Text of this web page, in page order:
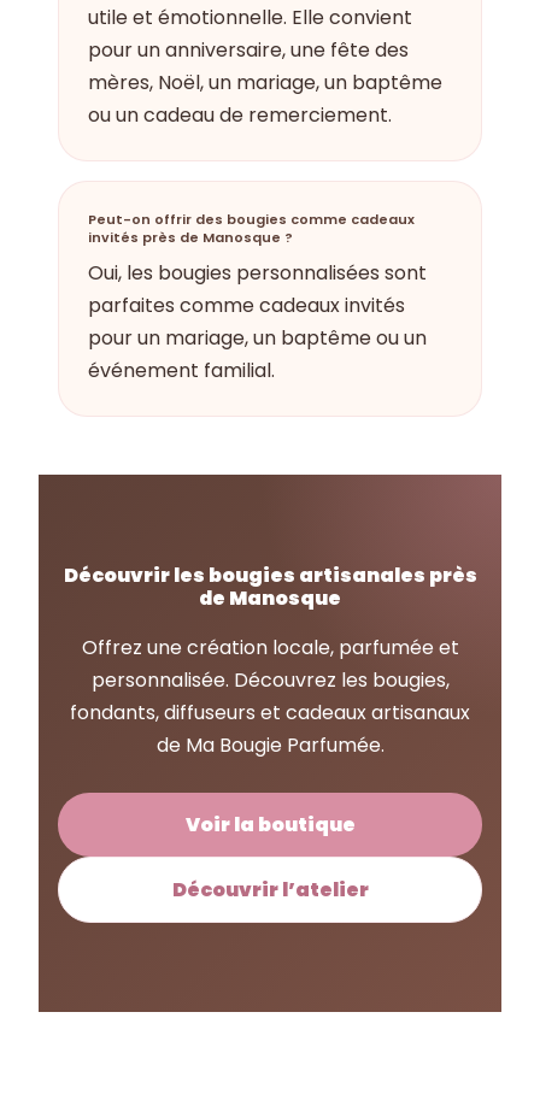
utile et émotionnelle. Elle convient
pour un anniversaire, une fête des
mères, Noël, un mariage, un baptême
ou un cadeau de remerciement.
Peut-on offrir des bougies comme cadeaux
invités près de Manosque ?
Oui, les bougies personnalisées sont
parfaites comme cadeaux invités
pour un mariage, un baptême ou un
événement familial.
Découvrir les bougies artisanales près
de Manosque
Offrez une création locale, parfumée et
personnalisée. Découvrez les bougies,
fondants, diffuseurs et cadeaux artisanaux
de Ma Bougie Parfumée.
Voir la boutique
Découvrir l’atelier